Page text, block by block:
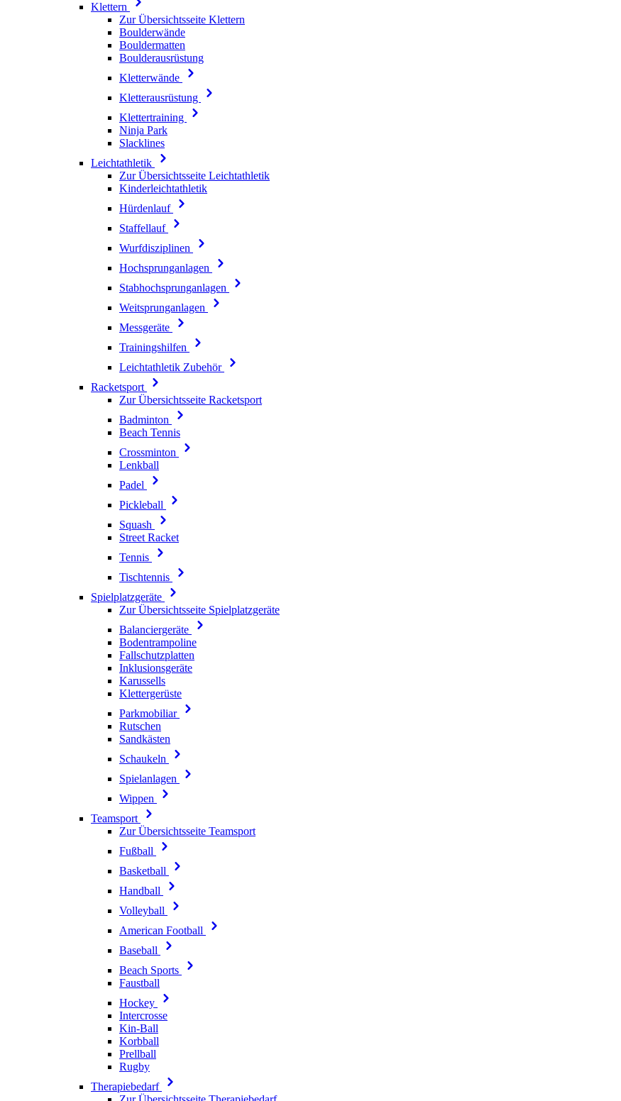
Klettern
Zur Übersichtsseite Klettern
Boulderwände
Bouldermatten
Boulderausrüstung
Kletterwände
Kletterausrüstung
Klettertraining
Ninja Park
Slacklines
Leichtathletik
Zur Übersichtsseite Leichtathletik
Kinderleichtathletik
Hürdenlauf
Staffellauf
Wurfdisziplinen
Hochsprunganlagen
Stabhochsprunganlagen
Weitsprunganlagen
Messgeräte
Trainingshilfen
Leichtathletik Zubehör
Racketsport
Zur Übersichtsseite Racketsport
Badminton
Beach Tennis
Crossminton
Lenkball
Padel
Pickleball
Squash
Street Racket
Tennis
Tischtennis
Spielplatzgeräte
Zur Übersichtsseite Spielplatzgeräte
Balanciergeräte
Bodentrampoline
Fallschutzplatten
Inklusionsgeräte
Karussells
Klettergerüste
Parkmobiliar
Rutschen
Sandkästen
Schaukeln
Spielanlagen
Wippen
Teamsport
Zur Übersichtsseite Teamsport
Fußball
Basketball
Handball
Volleyball
American Football
Baseball
Beach Sports
Faustball
Hockey
Intercrosse
Kin-Ball
Korbball
Prellball
Rugby
Therapiebedarf